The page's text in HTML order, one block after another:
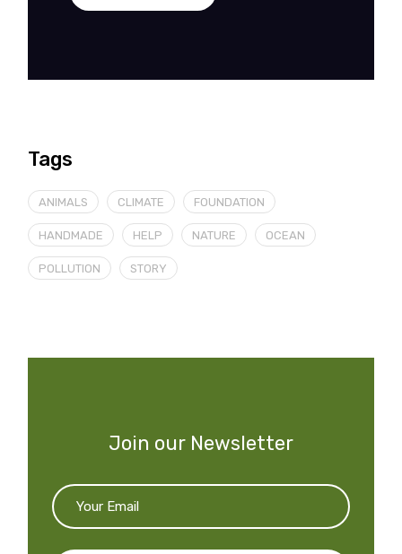
Tags
ANIMALS CLIMATE FOUNDATION
HANDMADE HELP NATURE OCEAN
POLLUTION STORY
Join our Newsletter